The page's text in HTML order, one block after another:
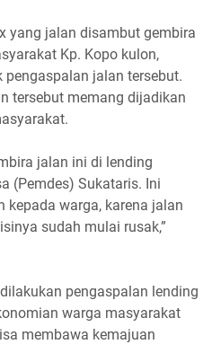
yang jalan disambut gembira
Kp. Kopo kulon,
jalan tersebut.
tersebut memang dijadikan
jalan ini di lending
(Pemdes) Sukataris. Ini
kepada warga, karena jalan
sudah mulai rusak,”
pengaspalan lending
warga masyarakat
membawa kemajuan